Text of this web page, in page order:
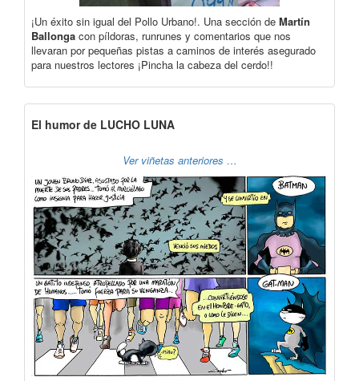
¡Un éxito sin igual del Pollo Urbano!. Una sección de Martín
Ballonga con píldoras, runrunes y comentarios que nos
llevaran por pequeñas pistas a caminos de interés asegurado
para nuestros lectores ¡Pincha la cabeza del cerdo!!
El humor de LUCHO LUNA
Ver viñetas anteriores …